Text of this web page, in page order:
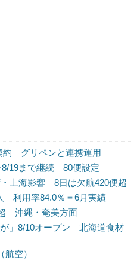
約 グリペンと連携運用
8/19まで継続 80便設定
上海影響 8日は欠航420便超
利用率84.0％＝6月実績
沖縄・奄美方面
」8/10オープン 北海道食材
空）